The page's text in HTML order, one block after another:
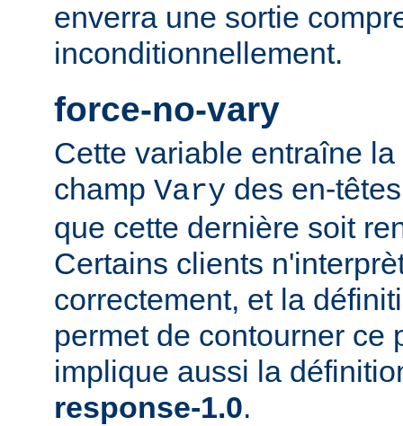
enverra une sortie
inconditionnellement.
force-no-vary
Cette variable entraîne
champ Vary des en-
que cette dernière soit
Certains clients
correctement, et la
permet de contourner ce
implique aussi la
response-1.0.